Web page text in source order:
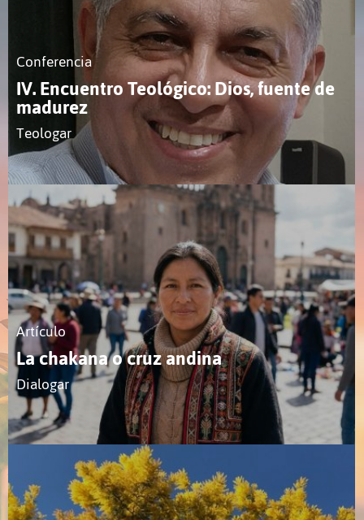
Conferencia
IV. Encuentro Teológico: Dios, fuente de
madurez
Teologar
Artículo
La chakana o cruz andina
Dialogar